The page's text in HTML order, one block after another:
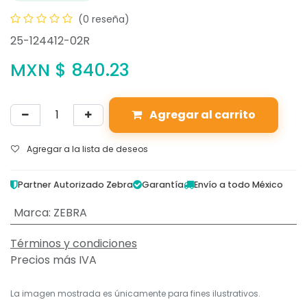
(0 reseña)
25-124412-02R
MXN $ 840.23
Agregar al carrito
Agregar a la lista de deseos
Partner Autorizado Zebra Garantía Envío a todo México
Marca: ZEBRA
Términos y condiciones
Precios más IVA
La imagen mostrada es únicamente para fines ilustrativos.